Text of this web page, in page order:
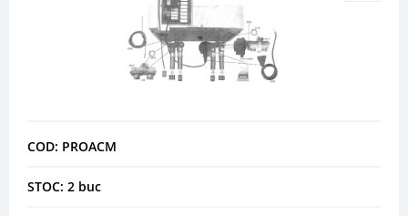
COD: PROACM
STOC: 2 buc